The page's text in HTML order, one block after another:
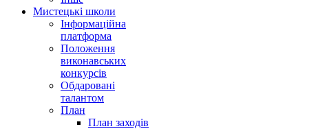
Мистецькі школи
Інформаційна
платформа
Положення
виконавських
конкурсів
Обдаровані
талантом
План
План заходів